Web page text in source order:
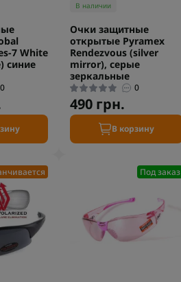
7 White
синие
0
В наличии
Очки защитные
открытые Pyramex
Rendezvous (silver
mirror), серые
зеркальные
0
490 грн.
В корзину
Под заказ